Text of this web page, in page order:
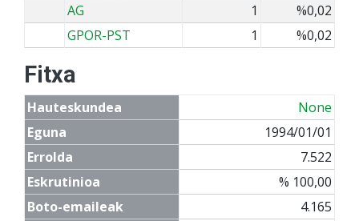
AG
1
%0,02
GPOR-PST
1 %0,02
Fitxa
Hauteskundea
None
Eguna
1994/01/01
Errolda
7.522
Eskrutinioa
% 100,00
Boto-emaileak
4.165